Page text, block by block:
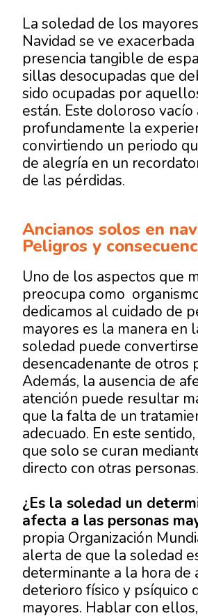
Lasoledad de los
Navidadse ve
presencia tangible de
sillas desocupadas que
sido ocupadas por
están. Este doloroso vacío
profundamente la
convirtiendo un periodo
de alegría en un
de las pérdidas.
Ancianos solos en
Peligros y
Uno de los aspectos que
preocupa como
dedicamos al cuidado de
mayores es la manera en
soledad puede
desencadenante de otros
Además, la ausencia de
atención puede resultar
que la falta de un
adecuado. En este
que solo se curan
directo con otras personas.
¿Es la soledad un
afecta a las personas
propia Organización
alerta de que la soledad
determinante a la hora de
deterioro físico y psíquico
mayores. Hablar con ellos,